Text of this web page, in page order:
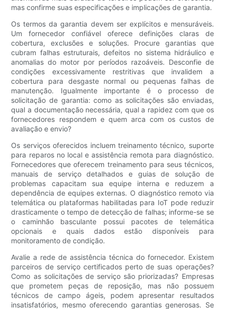
mas confirme suas especificações e implicações de garantia.
Os termos da garantia devem ser explícitos e mensuráveis.
Um fornecedor confiável oferece definições claras de
cobertura, exclusões e soluções. Procure garantias que
cubram falhas estruturais, defeitos no sistema hidráulico e
anomalias do motor por períodos razoáveis. Desconfie de
condições excessivamente restritivas que invalidem a
cobertura para desgaste normal ou pequenas falhas de
manutenção. Igualmente importante é o processo de
solicitação de garantia: como as solicitações são enviadas,
qual a documentação necessária, qual a rapidez com que os
fornecedores respondem e quem arca com os custos de
avaliação e envio?
Os serviços oferecidos incluem treinamento técnico, suporte
para reparos no local e assistência remota para diagnóstico.
Fornecedores que oferecem treinamento para seus técnicos,
manuais de serviço detalhados e guias de solução de
problemas capacitam sua equipe interna e reduzem a
dependência de equipes externas. O diagnóstico remoto via
telemática ou plataformas habilitadas para IoT pode reduzir
drasticamente o tempo de detecção de falhas; informe-se se
o caminhão basculante possui pacotes de telemática
opcionais e quais dados estão disponíveis para
monitoramento de condição.
Avalie a rede de assistência técnica do fornecedor. Existem
parceiros de serviço certificados perto de suas operações?
Como as solicitações de serviço são priorizadas? Empresas
que prometem peças de reposição, mas não possuem
técnicos de campo ágeis, podem apresentar resultados
insatisfatórios, mesmo oferecendo garantias generosas. Se